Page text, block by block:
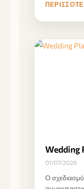
Wedding
01/07/2026
Ο